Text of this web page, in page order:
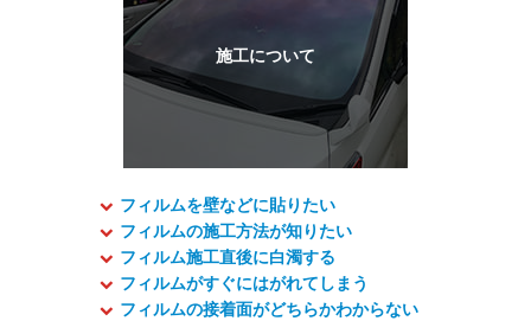
フィルムを壁などに貼りたい
フィルムの施工方法が知りたい
フィルム施工直後に白濁する
フィルムがすぐにはがれてしまう
フィルムの接着面がどちらかわからない